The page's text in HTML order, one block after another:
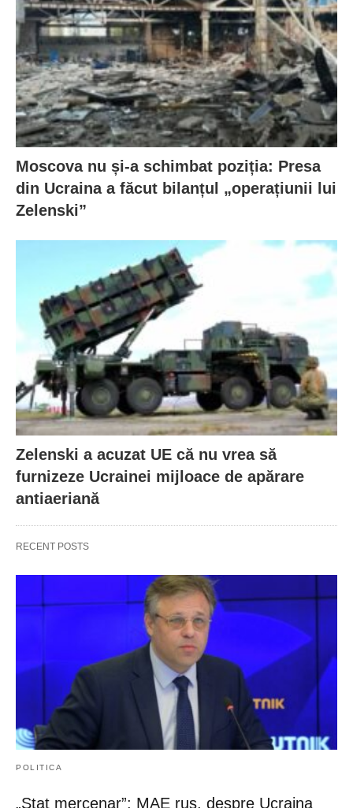
Moscova nu și-a schimbat poziția: Presa
din Ucraina a făcut bilanțul „operațiunii lui
Zelenski”
Zelenski a acuzat UE că nu vrea să
furnizeze Ucrainei mijloace de apărare
antiaeriană
RECENT POSTS
POLITICA
„Stat mercenar”: MAE rus, despre Ucraina